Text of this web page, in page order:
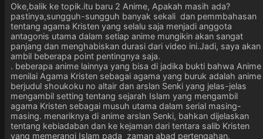
Oke,balik ke topik.itu baru 2 Anime, Apakah masih ada?
pastinya,sungguh-sungguh banyak sekali dan pemmbahasan
tentang agama Kristen yang selalu saja menjadi anggota
antagonis utama dalam setiap anime mungikin akan sangat
panjang dan menghabiskan durasi dari video ini.Jadi, saya akan
ambil beberapa point pentingnya saja.
. beberapa anime lainnya yang bisa di jadika bukti bahwa Anime
menilai Agama Kristen sebagai agama yang buruk adalah anime
berjudul shoukoku no altair dan arslan Senki yang jelas-jelas
mengambil setting tentang sejarah Islam yang mengambil
agama Kristen sebagai musuh utama dalam serial masing-
masing. menariknya di anime arslan Senki, bahkan dijelaskan
tentang kebiadaban dan ke kejaman dari tentara salib Kristen
yang memerangi Islam pada zaman abad pertengahan.